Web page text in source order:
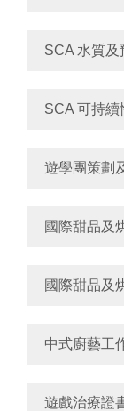
SCA 水質及
SCA 可持續
遊學團策劃
國際甜品及
國際甜品及
中式廚藝工
遊戲治療證